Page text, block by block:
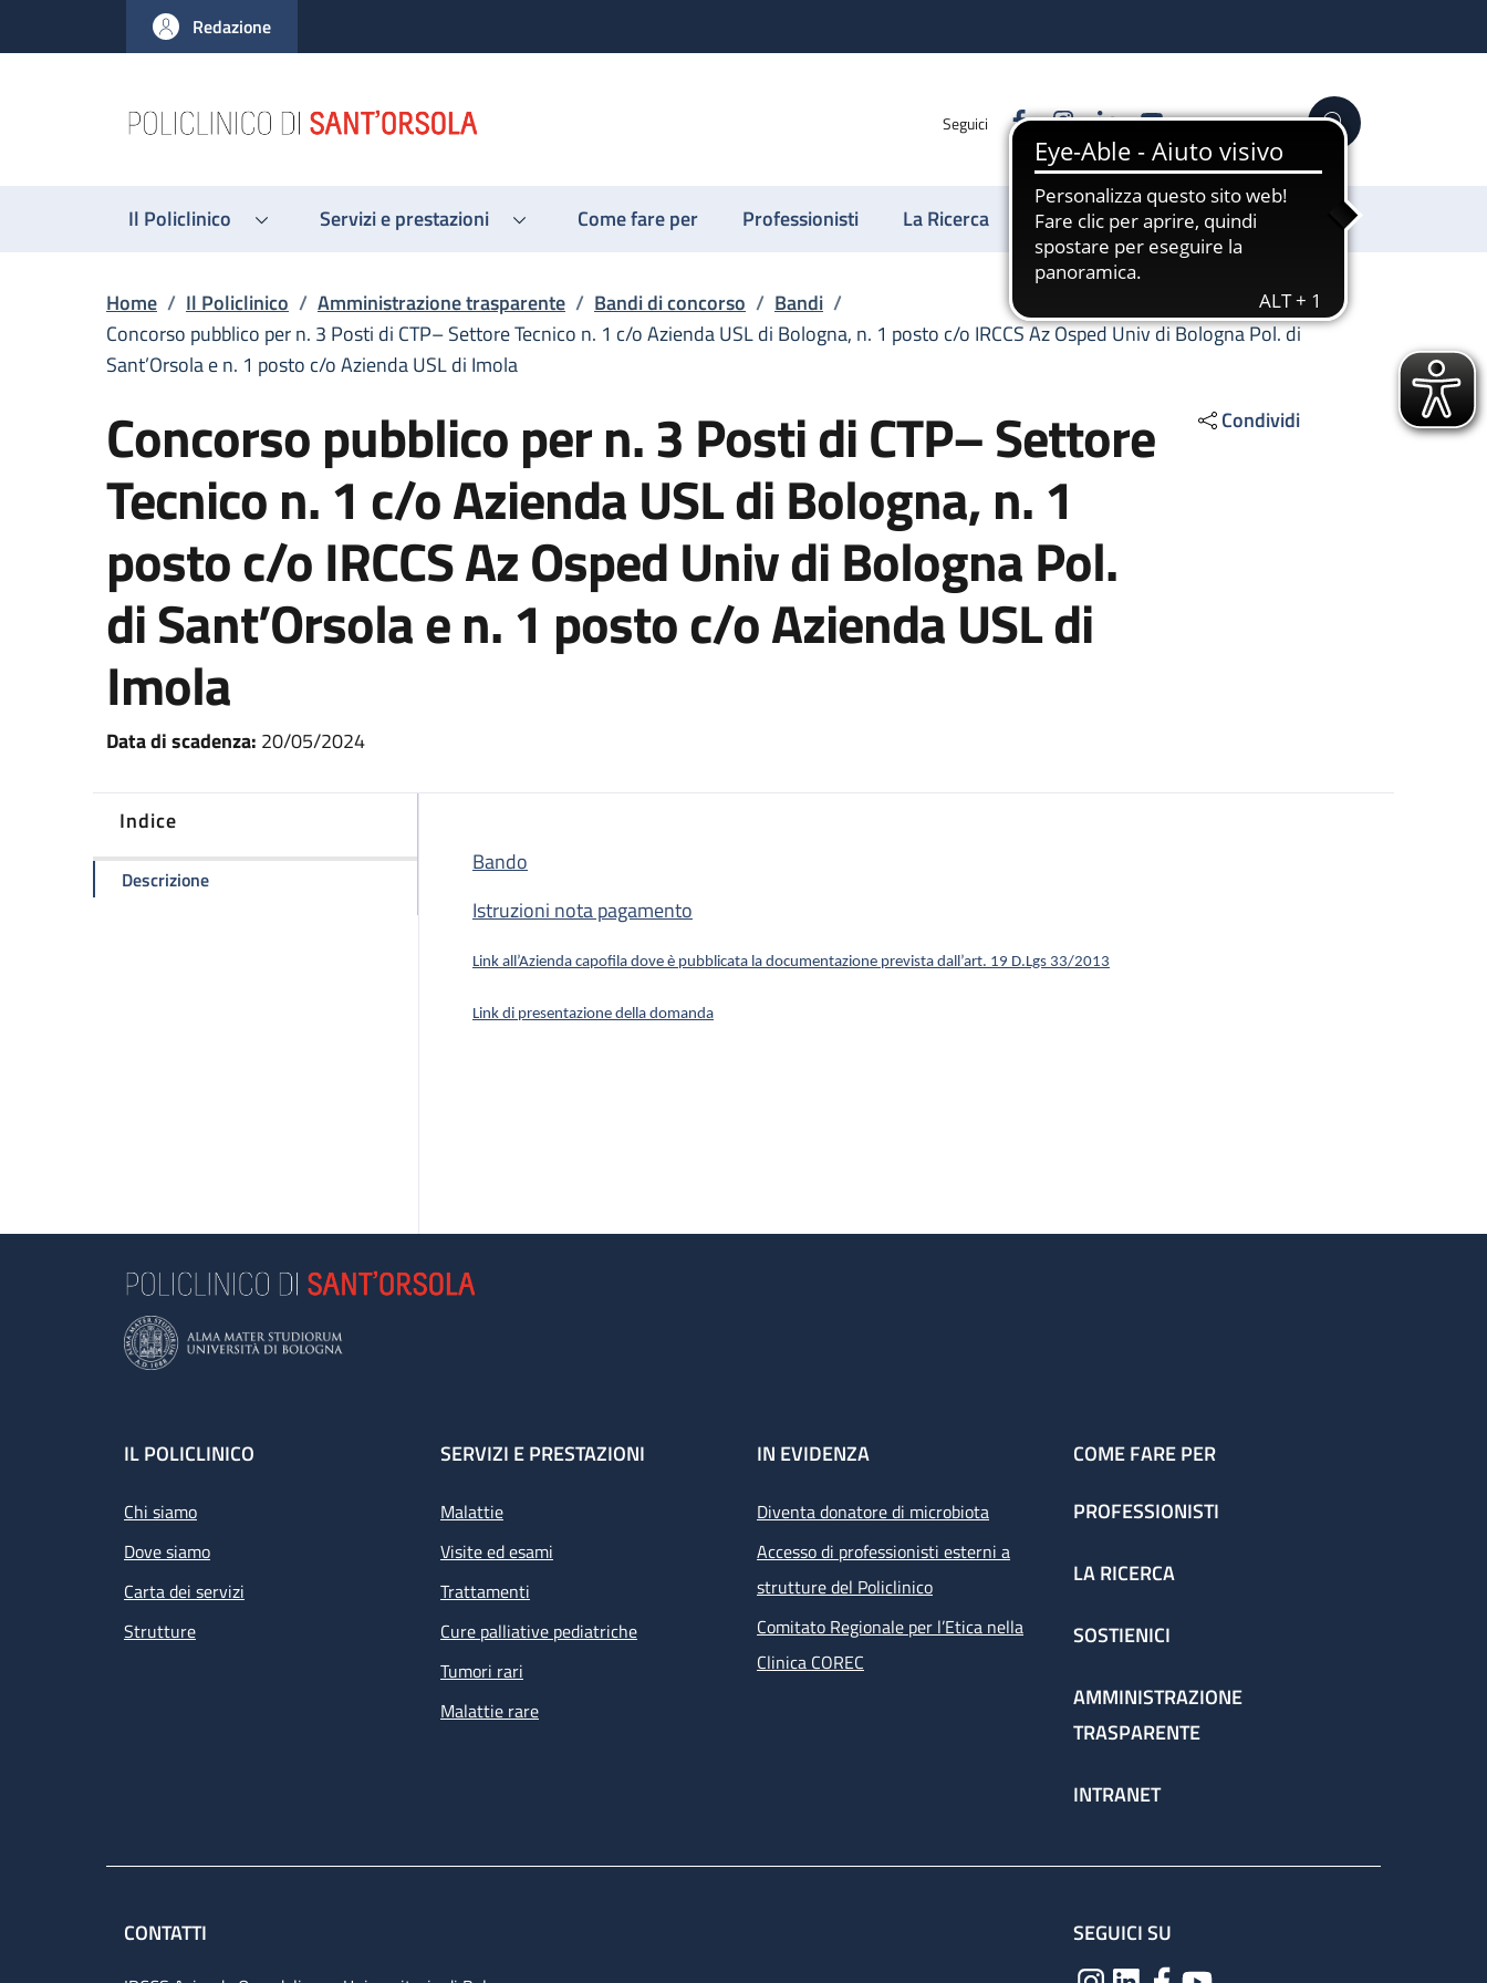
al contenuto principale
to footer content
Redazione
Seguici FacebookInstagram
LinkedinYouTube Cerca
Il Policlinico Servizi e prestazioni Come fare per Professionisti La Ricerca Sostienici
Briciole di pane
Home / Il Policlinico / Amministrazione trasparente / Bandi di concorso / Bandi /
Concorso pubblico per n. 3 Posti di CTP– Settore Tecnico n. 1 c/o Azienda USL di Bologna, n. 1 posto c/o IRCCS Az Osped Univ di Bologna Pol. di
Sant’Orsola e n. 1 posto c/o Azienda USL di Imola
Concorso pubblico per n. 3 Posti di CTP– Settore
Tecnico n. 1 c/o Azienda USL di Bologna, n. 1
posto c/o IRCCS Az Osped Univ di Bologna Pol.
di Sant’Orsola e n. 1 posto c/o Azienda USL di
Imola
Data di scadenza: 20/05/2024
Condividi
Indice
Descrizionedella pagina Concorso pubblico per n. 3 Posti di CTP– Settore Tecnico n. 1 c/o Azienda USL di Bologna, n. 1 posto c/o IRCCS Az Osped Univ di Bologna Pol. di
Bando
Istruzioni nota pagamento
Link all’Azienda capofila dove è pubblicata la documentazione prevista dall’art. 19 D.Lgs 33/2013
Link di presentazione della domanda
Footer
IL POLICLINICO
Chi siamo
Dove siamo
Carta dei servizi
Strutture
SERVIZI E PRESTAZIONI
Malattie
Visite ed esami
Trattamenti
Cure palliative pediatriche
Tumori rari
Malattie rare
IN EVIDENZA
Diventa donatore di microbiota
Accesso di professionisti esterni a
strutture del Policlinico
Comitato Regionale per l’Etica nella
Clinica COREC
COME FARE PER
PROFESSIONISTI
LA RICERCA
SOSTIENICI
AMMINISTRAZIONE
TRASPARENTE
INTRANET
CONTATTI SEGUICI SU